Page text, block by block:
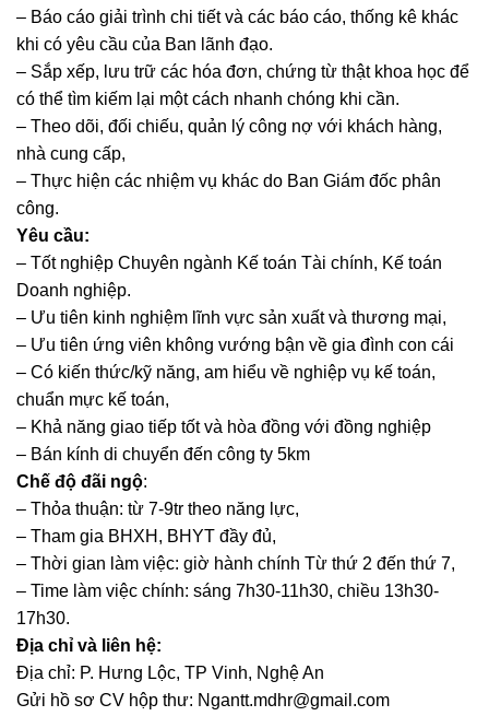
– Báo cáo giải trình chi tiết và các báo cáo, thống kê khác
khi có yêu cầu của Ban lãnh đạo.
– Sắp xếp, lưu trữ các hóa đơn, chứng từ thật khoa học để
có thể tìm kiếm lại một cách nhanh chóng khi cần.
– Theo dõi, đối chiếu, quản lý công nợ với khách hàng,
nhà cung cấp,
– Thực hiện các nhiệm vụ khác do Ban Giám đốc phân
công.
Yêu cầu:
– Tốt nghiệp Chuyên ngành Kế toán Tài chính, Kế toán
Doanh nghiệp.
– Ưu tiên kinh nghiệm lĩnh vực sản xuất và thương mại,
– Ưu tiên ứng viên không vướng bận về gia đình con cái
– Có kiến thức/kỹ năng, am hiểu về nghiệp vụ kế toán,
chuẩn mực kế toán,
– Khả năng giao tiếp tốt và hòa đồng với đồng nghiệp
– Bán kính di chuyển đến công ty 5km
Chế độ đãi ngộ:
– Thỏa thuận: từ 7-9tr theo năng lực,
– Tham gia BHXH, BHYT đầy đủ,
– Thời gian làm việc: giờ hành chính Từ thứ 2 đến thứ 7,
– Time làm việc chính: sáng 7h30-11h30, chiều 13h30-
17h30.
Địa chỉ và liên hệ:
Địa chỉ: P. Hưng Lộc, TP Vinh, Nghệ An
Gửi hồ sơ CV hộp thư: Ngantt.mdhr@gmail.com